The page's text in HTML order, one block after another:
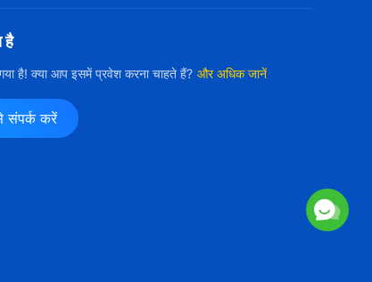
है
है! क्या आप इसमें प्रवेश करना चाहते हैं? और अधिक जानें
संपर्क करें